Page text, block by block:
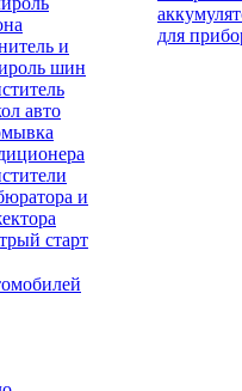
и
шин
авто
и
старт
для